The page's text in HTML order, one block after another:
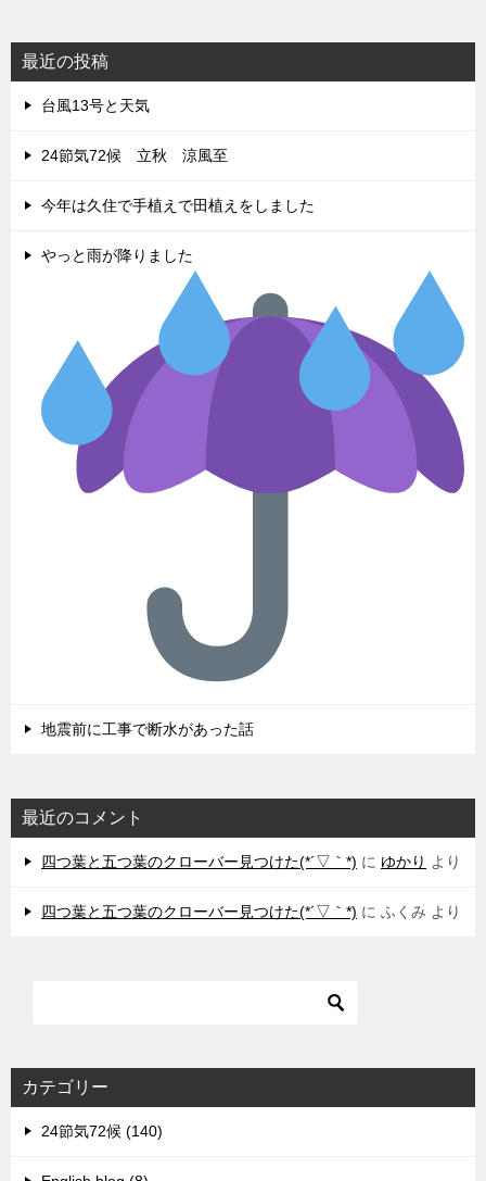
最近の投稿
台風13号と天気
24節気72候 立秋 涼風至
今年は久住で手植えで田植えをしました
やっと雨が降りました
地震前に工事で断水があった話
最近のコメント
四つ葉と五つ葉のクローバー見つけた(*´▽｀*) に ゆかり より
四つ葉と五つ葉のクローバー見つけた(*´▽｀*) に ふくみ より
カテゴリー
24節気72候 (140)